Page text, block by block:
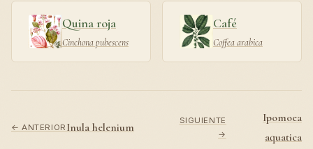
Quina roja
Cinchona pubescens
Café
Coffea arabica
← ANTERIORInula helenium
SIGUIENTE
→
Ipomoea
aquatica